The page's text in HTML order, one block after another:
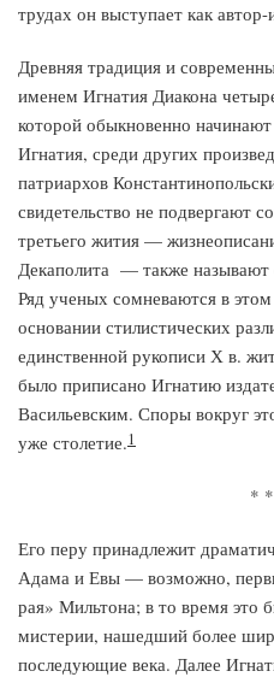
трудах он выступает как автор-
Древняя традиция и
именем Игнатия Диакона
которой обыкновенно
Игнатия, среди других
патриархов
свидетельство не подвергают
третьего жития —
Декаполита — также называют
Ряд ученых сомневаются в
основании стилистических
единственной рукописи Х в.
было приписано Игнатию
Васильевским. Споры вокруг
уже столетие.1
*
Его перу принадлежит
Адама и Евы — возможно,
рая» Мильтона; в то время это
мистерии, нашедший более
последующие века. Далее